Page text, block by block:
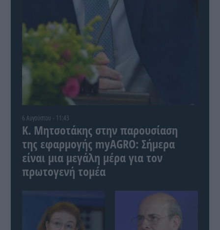
6 Αυγούστου - 11:43
Κ. Μητσοτάκης στην παρουσίαση
της εφαρμογής myAGRO: Σήμερα
είναι μια μεγάλη μέρα για τον
πρωτογενή τομέα